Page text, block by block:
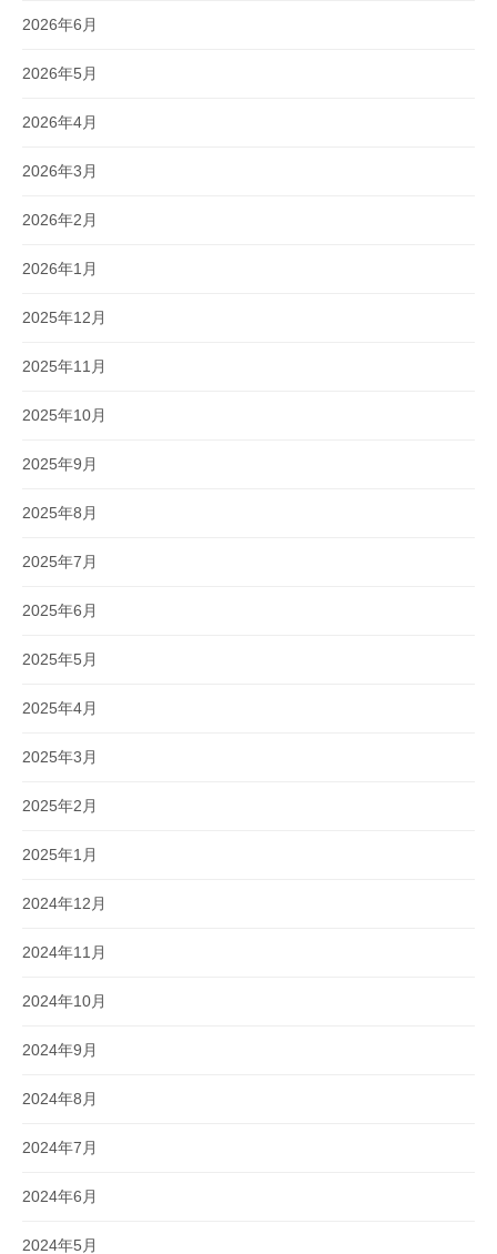
2026年6月
2026年5月
2026年4月
2026年3月
2026年2月
2026年1月
2025年12月
2025年11月
2025年10月
2025年9月
2025年8月
2025年7月
2025年6月
2025年5月
2025年4月
2025年3月
2025年2月
2025年1月
2024年12月
2024年11月
2024年10月
2024年9月
2024年8月
2024年7月
2024年6月
2024年5月